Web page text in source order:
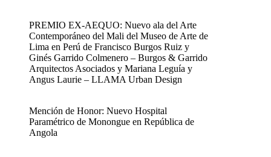
PREMIO EX-AEQUO: Nuevo ala del Arte
Contemporáneo del Mali del Museo de Arte de
Lima en Perú de Francisco Burgos Ruiz y
Ginés Garrido Colmenero – Burgos & Garrido
Arquitectos Asociados y Mariana Leguía y
Angus Laurie – LLAMA Urban Design
Mención de Honor: Nuevo Hospital
Paramétrico de Monongue en República de
Angola